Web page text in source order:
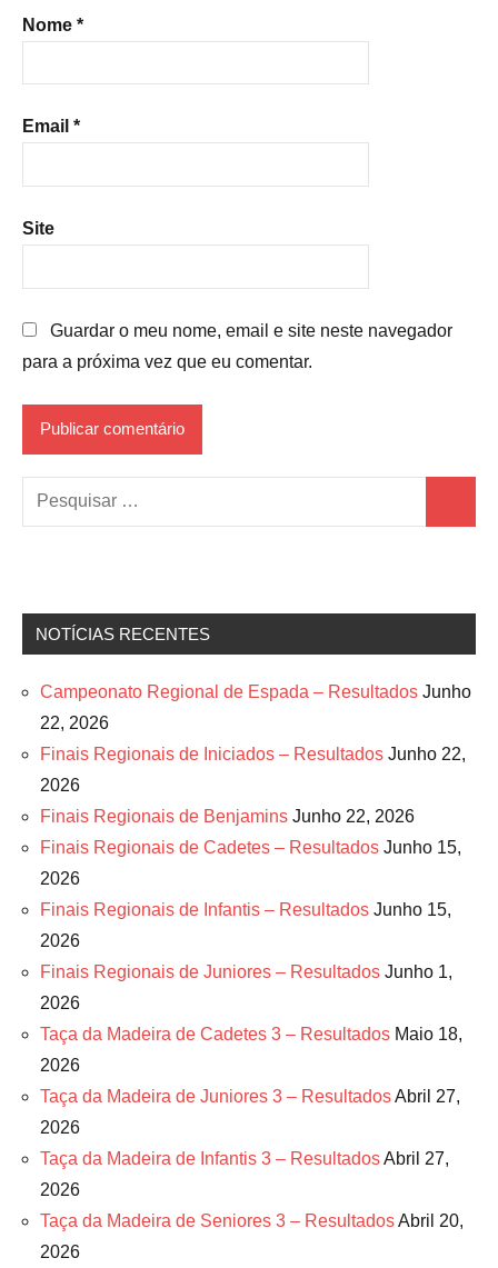
Nome *
Email *
Site
Guardar o meu nome, email e site neste navegador
para a próxima vez que eu comentar.
Pesquisar
por:
NOTÍCIAS RECENTES
Campeonato Regional de Espada – Resultados Junho
22, 2026
Finais Regionais de Iniciados – Resultados Junho 22,
2026
Finais Regionais de Benjamins Junho 22, 2026
Finais Regionais de Cadetes – Resultados Junho 15,
2026
Finais Regionais de Infantis – Resultados Junho 15,
2026
Finais Regionais de Juniores – Resultados Junho 1,
2026
Taça da Madeira de Cadetes 3 – Resultados Maio 18,
2026
Taça da Madeira de Juniores 3 – ResultadosAbril 27,
2026
Taça da Madeira de Infantis 3 – ResultadosAbril 27,
2026
Taça da Madeira de Seniores 3 – ResultadosAbril 20,
2026